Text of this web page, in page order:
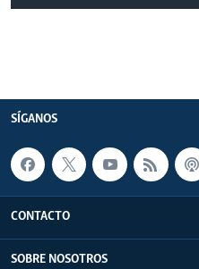
SÍGANOS
CONTACTO
SOBRE NOSOTROS